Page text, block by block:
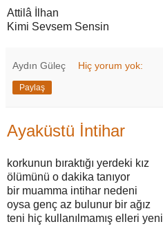
Attilâ İlhan
Kimi Sevsem Sensin
Aydın Güleç Hiç yorum yok:
Paylaş
Ayaküstü İntihar
korkunun bıraktığı yerdeki kız
ölümünü o dakika tanıyor
bir muamma intihar nedeni
oysa genç az bulunur bir ağız
teni hiç kullanılmamış elleri yeni